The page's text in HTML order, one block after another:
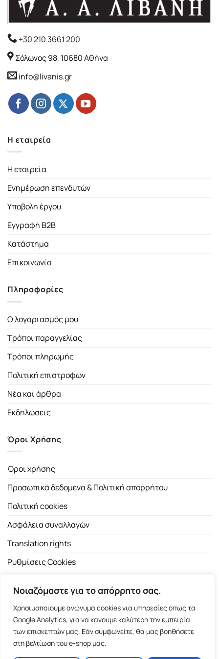
Νοιαζόμαστε για το απόρρητο σας.
Χρησιμοποιούμε ανώνυμα cookies για υπηρεσίες όπως τα
Google Analytics, για να κάνουμε καλύτερη την εμπειρία
των επισκεπτών μας. Εάν συμφωνείτε, θα μας βοηθήσετε
στη βελτίωση του e-shop μας.
+30 210 3661 200
Σόλωνος 98, 10680 Αθήνα
info@livanis.gr
Η εταιρεία
Η εταιρεία
Ενημέρωση επενδυτών
Υποβολή έργου
Εγγραφή B2B
Κατάστημα
Επικοινωνία
Πληροφορίες
Ο λογαριασμός μου
Τρόποι παραγγελίας
Τρόποι πληρωμής
Πολιτική επιστροφών
Νέα και άρθρα
Εκδηλώσεις
Όροι Χρήσης
Όροι χρήσης
Προσωπικά δεδομένα & Πολιτική απορρήτου
Πολιτική cookies
Ασφάλεια συναλλαγών
Translation rights
Ρυθμίσεις Cookies
Copyright 2026 ©Εκδοτικός Οίκος Α.Α. Λιβάνη| All rights
reserved.